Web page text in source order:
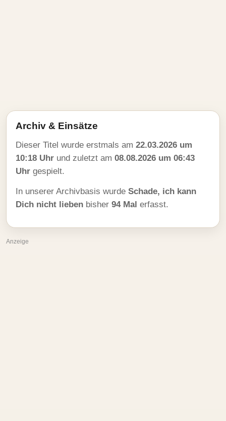
Archiv & Einsätze
Dieser Titel wurde erstmals am 22.03.2026 um
10:18 Uhr und zuletzt am 08.08.2026 um 06:43
Uhr gespielt.
In unserer Archivbasis wurde Schade, ich kann
Dich nicht lieben bisher 94 Mal erfasst.
Anzeige